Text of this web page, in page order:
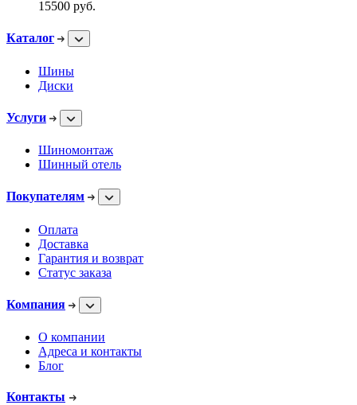
15500 руб.
Каталог
Шины
Диски
Услуги
Шиномонтаж
Шинный отель
Покупателям
Оплата
Доставка
Гарантия и возврат
Статус заказа
Компания
О компании
Адреса и контакты
Блог
Контакты